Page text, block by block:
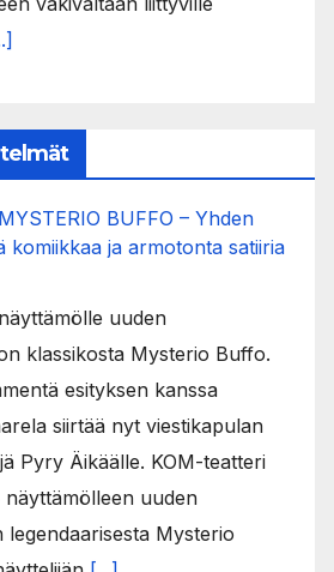
BUFFO – Yhden
komiikkaa ja armotonta satiiria
uuden
klassikosta Mysterio Buffo.
esityksen kanssa
siirtää nyt viestikapulan
Pyry Äikäälle. KOM-teatteri
uuden
Mysterio